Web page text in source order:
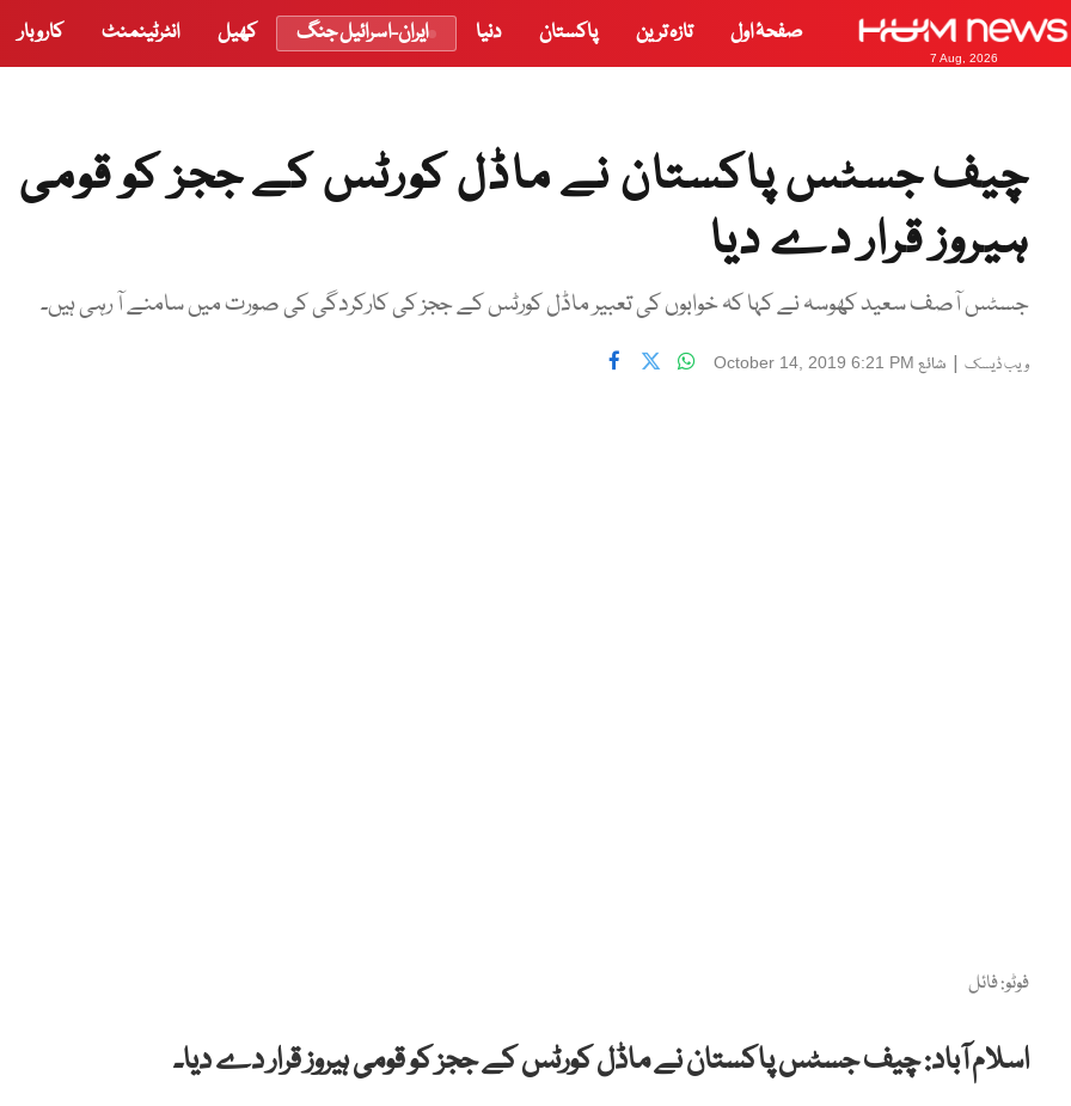
7 Aug, 2026
صفحۂ اول تازہ ترین پاکستان دنیا ایران-اسرائیل جنگ کھیل انٹرٹینمنٹ کاروبار
چیف جسٹس پاکستان نے ماڈل کورٹس کے ججز کو قومی
ہیروز قرار دے دیا
جسٹس آصف سعید کھوسہ نے کہا کہ خوابوں کی تعبیر ماڈل کورٹس کے ججز کی کارکردگی کی صورت میں سامنے آ رہی ہیں۔
ویب ڈیسک | شائع October 14, 2019 6:21 PM
فوٹو: فائل
اسلام آباد: چیف جسٹس پاکستان نے ماڈل کورٹس کے ججز کو قومی ہیروز قرار دے دیا۔